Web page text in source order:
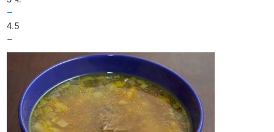
–
4.5
–